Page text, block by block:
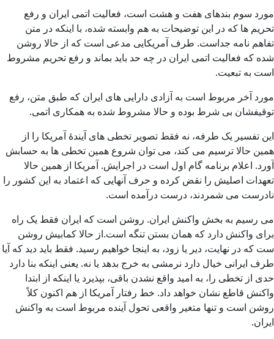
مورد سوم بندهای هفت و هشت است، فعالیت اتمی ایران و رفع
تحریم ها که در این توضیحات به هم وابسته شده، با اینکه در متن
تفاهم نامه جداست. طرف آمریکایی مدعی است که از حالا روشن
شده که فعالیت اتمی ایران در چه حد باید بماند و رفع تحریم مشروط
است به تبعیت.
مورد آخر مربوط است به آزادی دارایی های ایران که طبق متن، رفع
توقیفشان بی شرط بوده و حالا مشروط شده به همکاری اتمی.
این تفسیر یک طرفه، نه فقط تصویر تخطی های آیندۀ آمریکا را از
همین حالا ترسیم می کند، می توان شروع همین تخطی ها به حسابش
آورد. اعلام برنامه گام اول است در اجرایش. آمریکا از همین حالا
تعهدات اصلیش را نقض کرده و حرف آنهایی که اعتماد به این کشور را
نادرست می شمردند، درست درآمده است.
می رسیم به بخش واکنش ایران. روشن است که ایران فقط یک راه
برای واکنش دارد که همان بستن تنگه است.از حالا کمابیش روشن
ست که در نهایت، دیر یا زود، به اینجا خواهیم رسید. فقط باید دید که آیا
طرف ایرانی خیال دارد نرمشی به خرج بدهد یا نه. یعنی اینکه بنا دارد
حدی از تخطی را، به امید واقع نشدن باقی، بپذیرد یا اینکه از ابتدا
واکنش قاطع نشان خواهد داد. خط رفتار آمریکا از هم اکنون کلاً
روشن است و تنها متغیر واقعی تحول آینده مربوط است به واکنش
ایران.